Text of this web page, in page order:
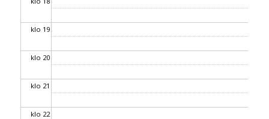
klo 19
klo 20
klo 21
klo 22